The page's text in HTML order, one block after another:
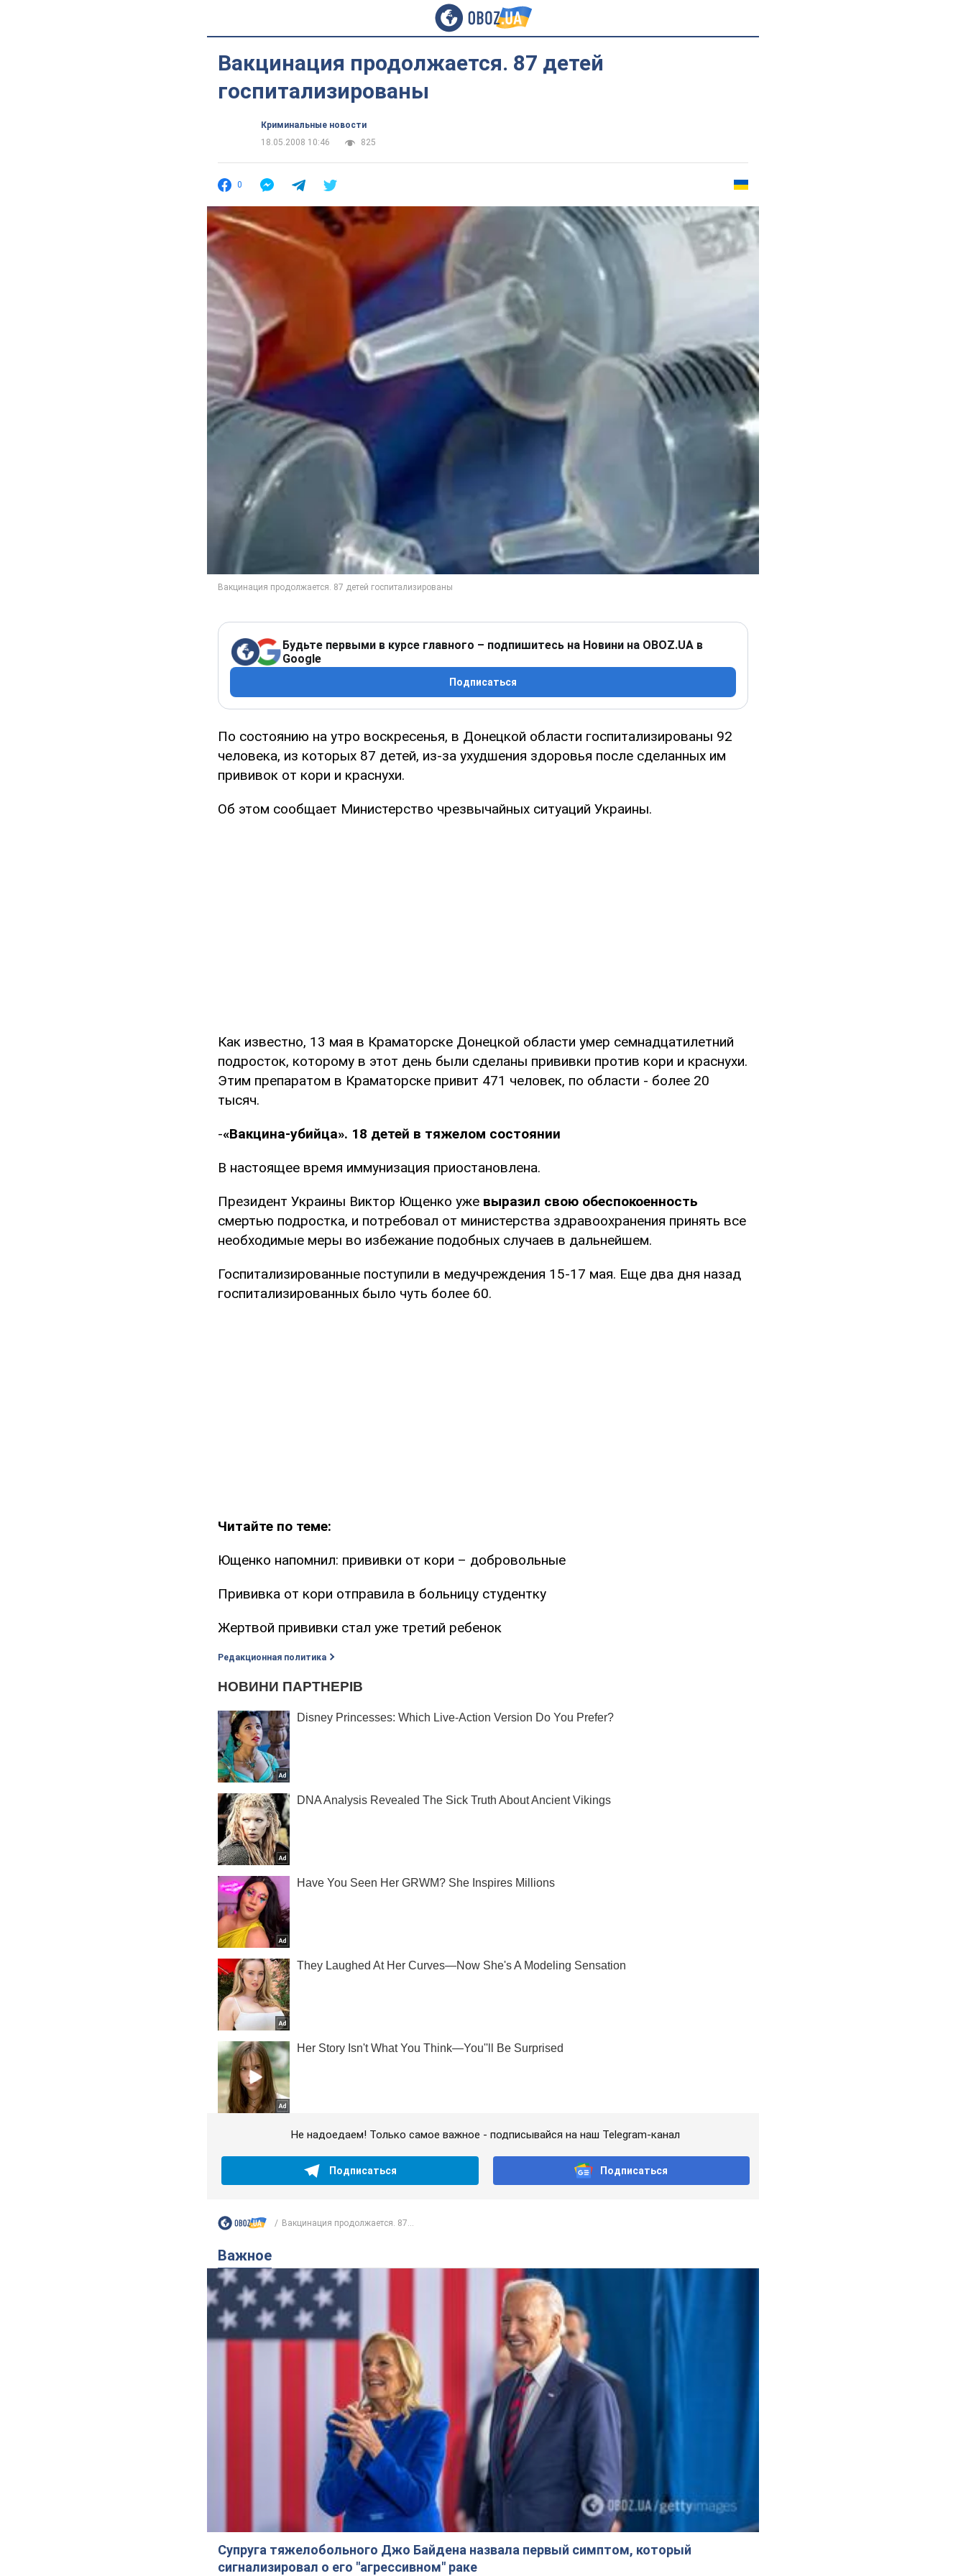
Вакцинация продолжается. 87 детей
госпитализированы
Криминальные новости
18.05.2008 10:46
825
0
Будьте первыми в курсе главного – подпишитесь на Новини на OBOZ.UA в
Google
Подписаться
По состоянию на утро воскресенья, в Донецкой области госпитализированы 92
человека, из которых 87 детей, из-за ухудшения здоровья после сделанных им
прививок от кори и краснухи.
Об этом сообщает Министерство чрезвычайных ситуаций Украины.
Как известно, 13 мая в Краматорске Донецкой области умер семнадцатилетний
подросток, которому в этот день были сделаны прививки против кори и краснухи.
Этим препаратом в Краматорске привит 471 человек, по области - более 20
тысяч.
-«Вакцина-убийца». 18 детей в тяжелом состоянии
В настоящее время иммунизация приостановлена.
Президент Украины Виктор Ющенко уже выразил свою обеспокоенность
смертью подростка, и потребовал от министерства здравоохранения принять все
необходимые меры во избежание подобных случаев в дальнейшем.
Госпитализированные поступили в медучреждения 15-17 мая. Еще два дня назад
госпитализированных было чуть более 60.
Читайте по теме:
Ющенко напомнил: прививки от кори – добровольные
Прививка от кори отправила в больницу студентку
Жертвой прививки стал уже третий ребенок
Редакционная политика
Не надоедаем! Только самое важное - подписывайся на наш Telegram-канал
Подписаться Подписаться
Вакцинация продолжается. 87...
Важное
Супруга тяжелобольного Джо Байдена назвала первый симптом, который
сигнализировал о его "агрессивном" раке